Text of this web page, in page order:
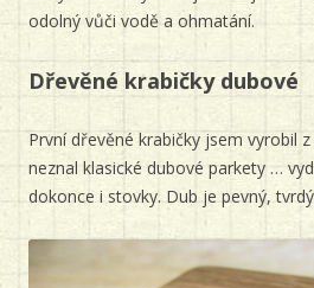
odolný vůči vodě a ohmatání.
Dřevěné krabičky dubové
První dřevěné krabičky jsem vyrobil
neznal klasické dubové parkety …
dokonce i stovky. Dub je pevný,